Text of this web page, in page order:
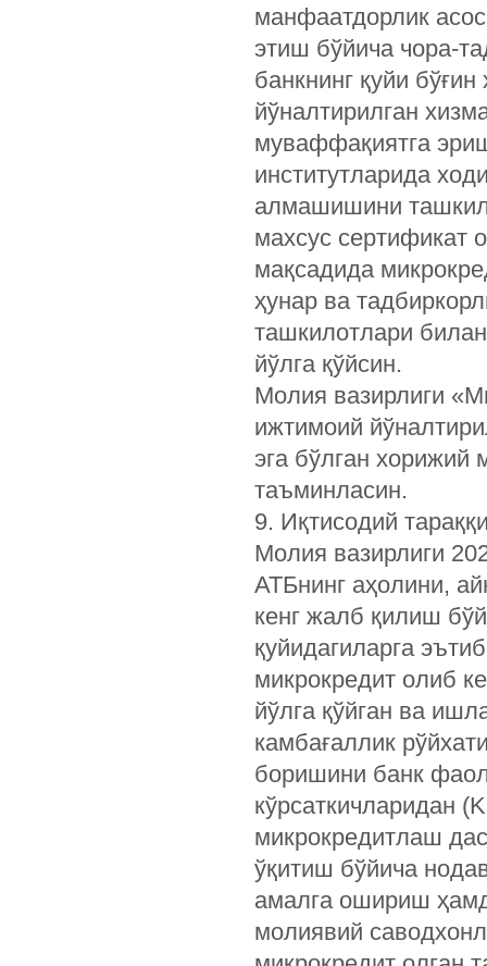
манфаатдорлик
этиш бўйича чора-
банкнинг қуйи
йўналтирилган
муваффақиятга
институтларида
алмашишини
махсус сертификат
мақсадида
ҳунар ва
ташкилотлари
йўлга қўйсин.
Молия вазирлиги
ижтимоий
эга бўлган хорижий
таъминласин.
9. Иқтисодий
Молия вазирлиги
АТБнинг аҳолини,
кенг жалб қилиш
қуйидагиларга
микрокредит олиб
йўлга қўйган ва
камбағаллик
боришини банк
кўрсаткичларидан
микрокредитлаш
ўқитиш бўйича
амалга ошириш
молиявий